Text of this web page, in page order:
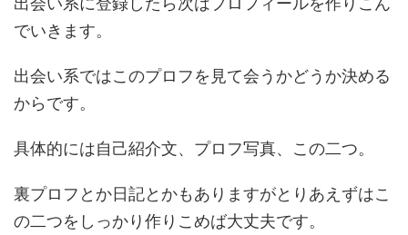
でいきます。
出会い系ではこのプロフを見て会うかどうか決める
からです。
具体的には自己紹介文、プロフ写真、この二つ。
裏プロフとか日記とかもありますがとりあえずはこ
の二つをしっかり作りこめば大丈夫です。